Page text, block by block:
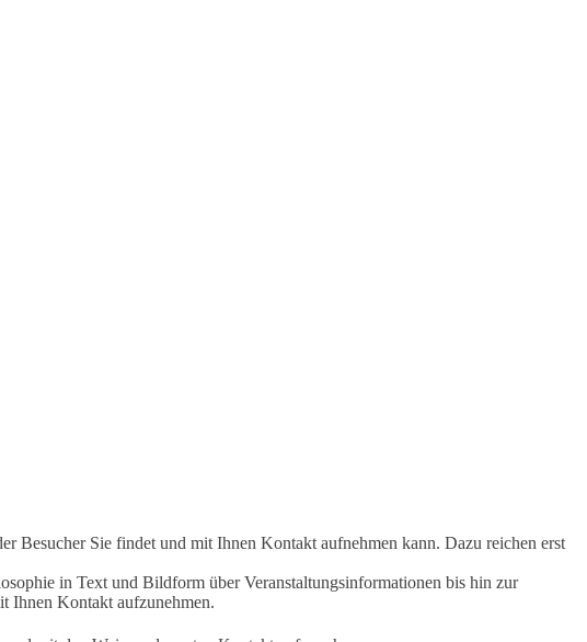
Besucher Sie findet und mit Ihnen Kontakt aufnehmen kann. Dazu reichen erst
in Text und Bildform über Veranstaltungsinformationen bis hin zur
Ihnen Kontakt aufzunehmen.